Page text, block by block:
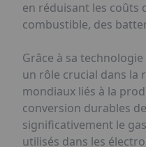
en réduisant les coûts
combustible, des
Grâce à sa
un rôle crucial dans la
mondiaux liés à la
conversion durables
significativement le
utilisés dans les